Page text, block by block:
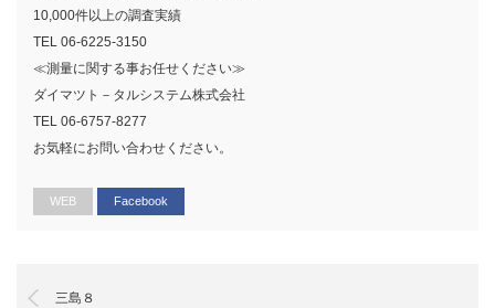
10,000件以上の調査実績
TEL 06-6225-3150
≪測量に関する事お任せください≫
ダイマツト－タルシステム株式会社
TEL 06-6757-8277
お気軽にお問い合わせください。
WEB Facebook
三島８